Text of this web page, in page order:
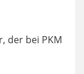
der bei PKM